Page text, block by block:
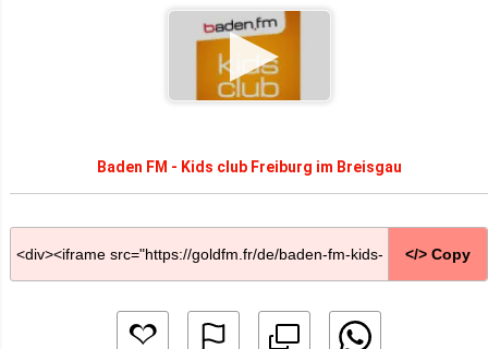
Baden FM - Kids club Freiburg im Breisgau
</> Copy